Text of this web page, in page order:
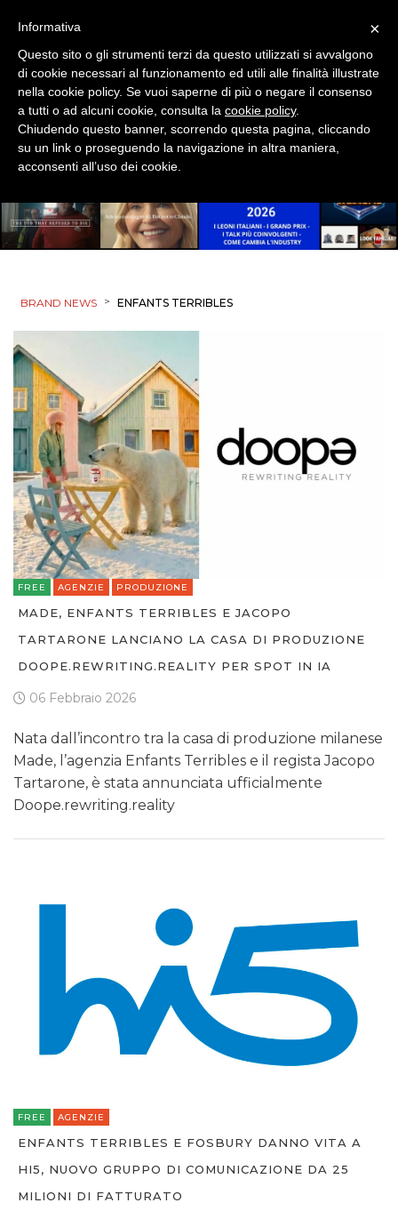
BRAND NEWS > ENFANTS TERRIBLES
FREE AGENZIE PRODUZIONE
MADE, ENFANTS TERRIBLES E JACOPO
TARTARONE LANCIANO LA CASA DI PRODUZIONE
DOOPE.REWRITING.REALITY PER SPOT IN IA
06 Febbraio 2026
Nata dall’incontro tra la casa di produzione milanese
Made, l’agenzia Enfants Terribles e il regista Jacopo
Tartarone, è stata annunciata ufficialmente
Doope.rewriting.reality
FREE AGENZIE
ENFANTS TERRIBLES E FOSBURY DANNO VITA A
HI5, NUOVO GRUPPO DI COMUNICAZIONE DA 25
MILIONI DI FATTURATO
×
Informativa
Questo sito o gli strumenti terzi da questo utilizzati si avvalgono
di cookie necessari al funzionamento ed utili alle finalità illustrate
nella cookie policy. Se vuoi saperne di più o negare il consenso
a tutti o ad alcuni cookie, consulta la cookie policy.
Chiudendo questo banner, scorrendo questa pagina, cliccando
su un link o proseguendo la navigazione in altra maniera,
acconsenti all’uso dei cookie.